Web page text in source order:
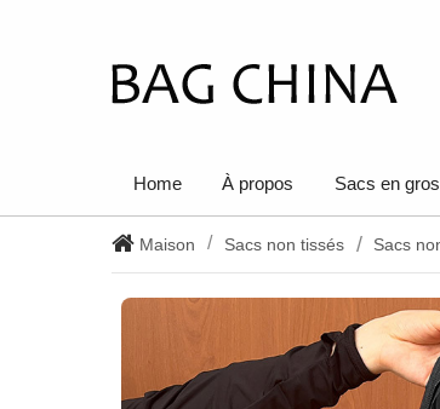
Home À propos Sacs en gros
Maison Sacs non tissés Sacs